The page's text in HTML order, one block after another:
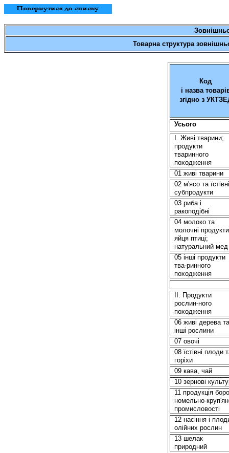
Товарна структура
Код
і назва
згідно з
Усього
I. Живi тварини;
продукти
тваринного
походження
01 живi тварини
02 м'ясо та їстівні
субпродукти
03 риба i
ракоподібні
04 молоко та
молочні
яйця птиці;
натуральний мед
05 інші продукти
тва-ринного
походження
II. Продукти
рослин-ного
походження
06 живі дерева та
інші рослини
07 овочі
08 їстівні плоди
горіхи
09 кава, чай
10 зернові
11 продукція
номельно-
промисловості
12 насіння і
олійних рослин
13 шелак
природний